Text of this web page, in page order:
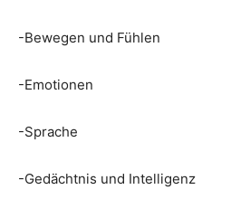
-Bewegen und Fühlen
-Emotionen
-Sprache
-Gedächtnis und Intelligenz